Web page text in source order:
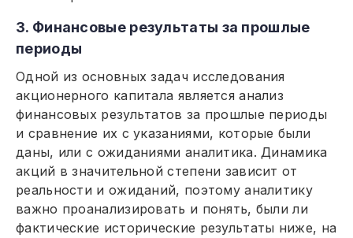
3. Финансовые результаты за прошлые
периоды
Одной из основных задач исследования
акционерного капитала является анализ
финансовых результатов за прошлые периоды
и сравнение их с указаниями, которые были
даны, или с ожиданиями аналитика. Динамика
акций в значительной степени зависит от
реальности и ожиданий, поэтому аналитику
важно проанализировать и понять, были ли
фактические исторические результаты ниже, на